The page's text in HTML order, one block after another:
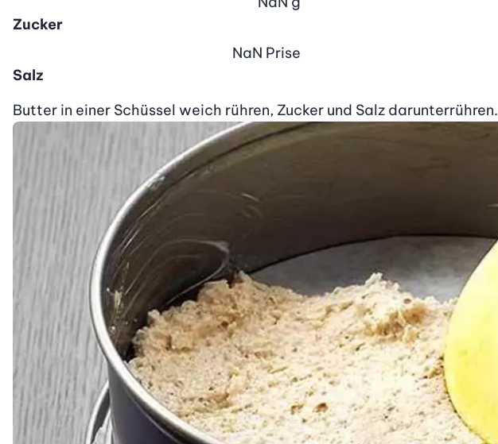
Zucker
Salz
NaN Prise
Butter in einer Schüssel weich rühren, Zucker und Salz darunterrühren.